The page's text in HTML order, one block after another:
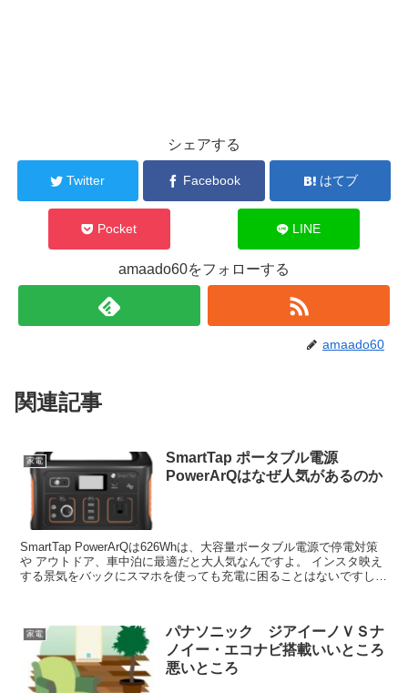
シェアする
Twitter Facebook はてブ
Pocket LINE
amaado60をフォローする
amaado60
関連記事
家電
SmartTap ポータブル電源
PowerArQはなぜ人気があるのか
SmartTap PowerArQは626Whは、大容量ポータブル電源で停電対策
や アウトドア、車中泊に最適だと大人気なんですよ。 インスタ映え
する景気をバックにスマホを使っても充電に困ることはないですし、
家電
パナソニック ジアイーノＶＳナ
ノイー・エコナビ搭載いいところ
悪いところ